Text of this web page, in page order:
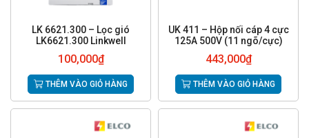
LK 6621.300 – Lọc gió
LK6621.300 Linkwell
100,000₫
THÊM VÀO GIỎ HÀNG
UK 411 – Hộp nối cáp 4 cực
125A 500V (11 ngõ/cực)
443,000₫
THÊM VÀO GIỎ HÀNG